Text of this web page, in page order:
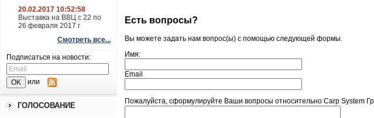
20.02.2017 10:52:58
Выставка на ВВЦ с 22 по
26 февраля 2017 г
Смотреть все...
Подписаться на новости:
или
ГОЛОСОВАНИЕ
Есть вопросы?
Вы можете задать нам вопрос(ы) с помощью следующей формы.
Имя:
Email
Пожалуйста, сформулируйте Ваши вопросы относительно Carp System